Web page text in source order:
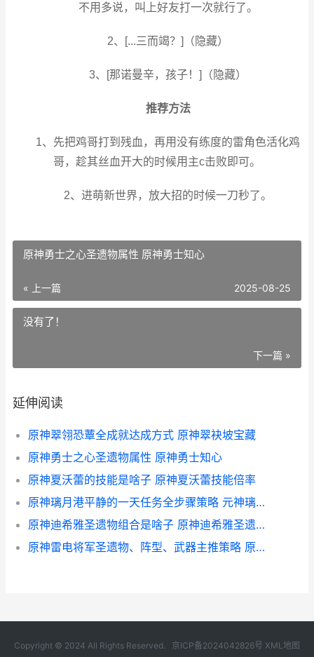
不用多说，叫上好友打一次就行了。
2、[...三而竭？]（隐藏）
3、[那诺曼辛，孩子！]（隐藏）
推荐方法
1、先把鸡哥打到残血，再用没有练度的雷角色活化鸡
哥，趁其丝血开大的时候用主c击败即可。
2、进萌新世界，放大招的时候一刀秒了。
原神勇士之心圣遗物属性 原神勇士知心
« 上一篇 2025-08-25
没有了！
下一篇 »
延伸阅读
原神翠翎恐蕈全成就达成方式 原神翠袂坡宝藏
原神勇士之心圣遗物属性 原神勇士知心
原神夏沃蕾的技能是啥子 原神夏沃蕾技能倍率
原神璃月港平静的一天任务全步骤策略 元神璃月港平静的一天
原神迪希雅圣遗物组合是啥子 原神迪希雅圣遗物推荐词条
原神雷电将军圣遗物、阵型、武器主推策略 原神雷电将军圣遗物搭配
Copyright © 2024 All Rights Reserved. 京ICP备2024042826号 XML地图